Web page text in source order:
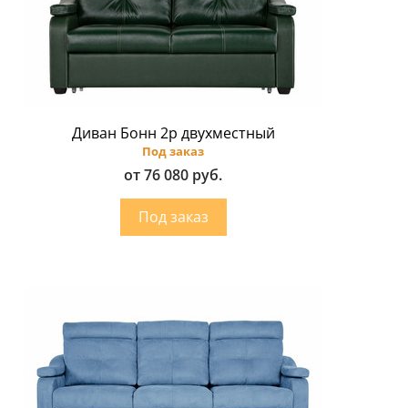
Диван Бонн 2p двухместный
Под заказ
от 76 080 руб.